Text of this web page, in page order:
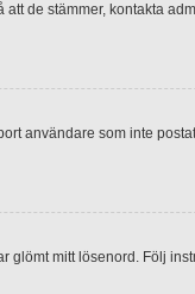
de stämmer, kontakta
användare som inte
glömt mitt lösenord. Följ